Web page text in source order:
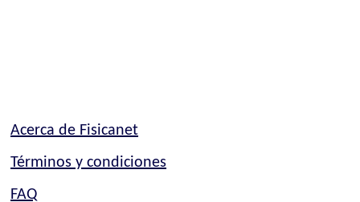
Acerca de Fisicanet
Términos y condiciones
FAQ